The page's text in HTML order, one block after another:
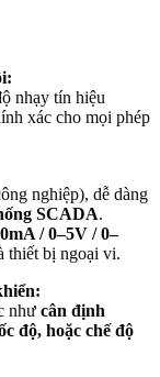
nhạy tín hiệu
xác cho mọi phép
nghiệp), dễ dàng
SCADA.
/ 0–5V / 0–
thiết bị ngoại vi.
như cân định
độ, hoặc chế độ